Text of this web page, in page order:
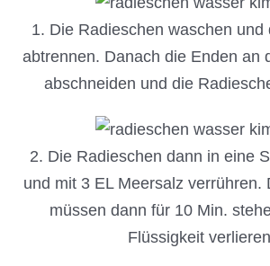
1. Die Radieschen waschen und
abtrennen. Danach die Enden an
abschneiden und die
2. Die Radieschen dann in eine
und mit 3 EL Meersalz verrühren.
müssen dann für 10 Min.
Flüssigkeit